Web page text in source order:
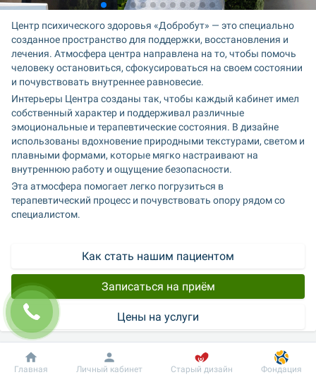
Центр психического здоровья «Добробут» — это специально
созданное пространство для поддержки, восстановления и
лечения. Атмосфера центра направлена на то, чтобы помочь
человеку остановиться, сфокусироваться на своем состоянии
и почувствовать внутреннее равновесие.
Интерьеры Центра созданы так, чтобы каждый кабинет имел
собственный характер и поддерживал различные
эмоциональные и терапевтические состояния. В дизайне
использованы вдохновение природными текстурами, светом и
плавными формами, которые мягко настраивают на
внутреннюю работу и ощущение безопасности.
Эта атмосфера помогает легко погрузиться в
терапевтический процесс и почувствовать опору рядом со
специалистом.
Как стать нашим пациентом
Записаться на приём
Цены на услуги
Услуги центра
Добробут Информация Пациенту
Главная Личный кабинет Старый дизайн Фондация